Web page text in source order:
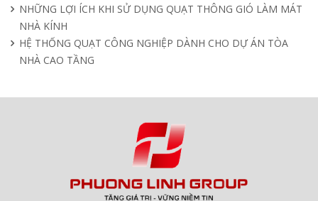
NHỮNG LỢI ÍCH KHI SỬ DỤNG QUẠT THÔNG GIÓ LÀM MÁT
NHÀ KÍNH
HỆ THỐNG QUẠT CÔNG NGHIỆP DÀNH CHO DỰ ÁN TÒA
NHÀ CAO TẦNG